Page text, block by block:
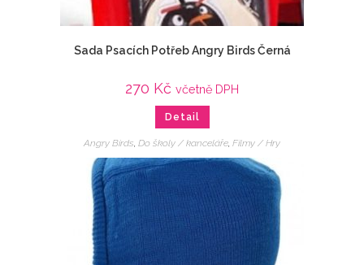
Sada Psacích Potřeb Angry Birds Černá
270 Kč včetně DPH
Detail
Angry Birds Do školy / kanceláře Filmy / Hry